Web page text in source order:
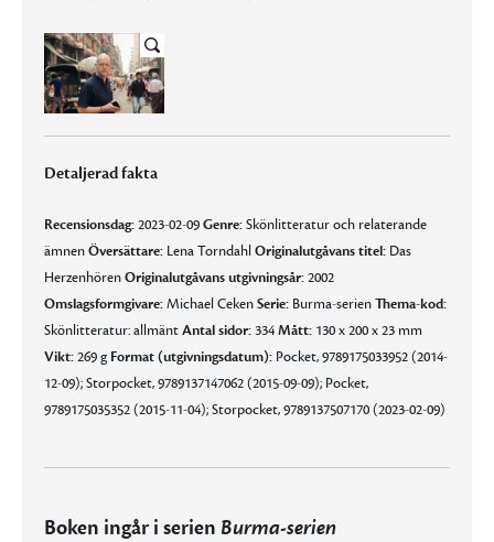
Detaljerad fakta
Recensionsdag:2023-02-09Genre:Skönlitteratur och relaterande
ämnenÖversättare: Lena Torndahl Originalutgåvans titel: Das
HerzenhörenOriginalutgåvans utgivningsår:2002
Omslagsformgivare:Michael CekenSerie: Burma-serienThema-kod:
Skönlitteratur: allmäntAntal sidor:334Mått: 130 x 200 x 23 mm
Vikt:269 g Format (utgivningsdatum): Pocket, 9789175033952 (2014-
12-09); Storpocket, 9789137147062 (2015-09-09); Pocket,
9789175035352 (2015-11-04); Storpocket, 9789137507170 (2023-02-09)
Boken ingår i serien Burma-serien